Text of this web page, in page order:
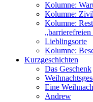
Kolumne:
Kolumne:
Kolumne:
Lieblingsorte
Kolumne:
Kurzgeschichten
Das Geschenk
Eine
Andrew